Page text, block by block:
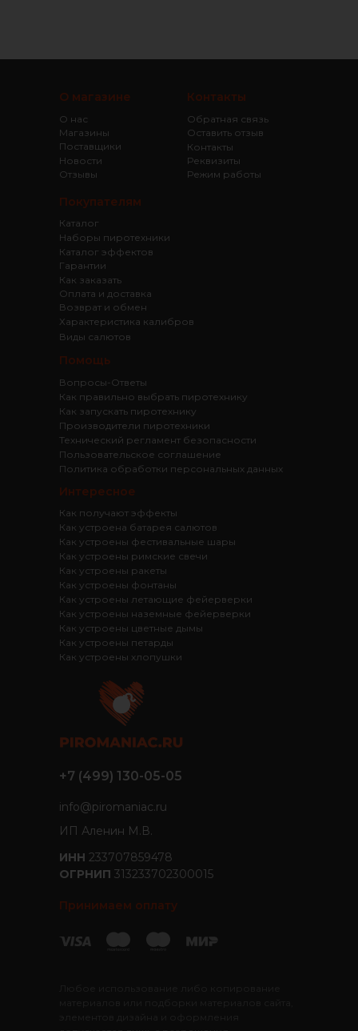
Покупателям
Каталог эффектов
Гарантии
Как заказать
Оплата и доставка
Возврат и обмен
Помощь
Вопросы-Ответы
Как правильно выбрать пиротехнику
Как запускать пиротехнику
Производители пиротехники
Технический регламент безопасности
Пользовательское соглашение
Политика обработки персональных данных
О магазине
О нас
Магазины
Поставщики
Новости
Отзывы
Каталог
Наборы пиротехники
Характеристика калибров
Виды салютов
Контакты
Обратная связь
Оставить отзыв
Контакты
Реквизиты
Режим работы
Интересное
Как получают эффекты
Как устроена батарея салютов
Как устроены фестивальные шары
Как устроены римские свечи
Как устроены ракеты
Как устроены фонтаны
Как устроены летающие фейерверки
Как устроены наземные фейерверки
Как устроены цветные дымы
Как устроены петарды
Как устроены хлопушки
+7 (499) 130-05-05
info@piromaniac.ru
Принимаем оплату
ИП Аленин М.В.
ИНН 233707859478
ОГРНИП 313233702300015